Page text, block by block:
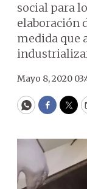
social para
elaboración
medida que
Mayo 8, 2020
WhatsApp